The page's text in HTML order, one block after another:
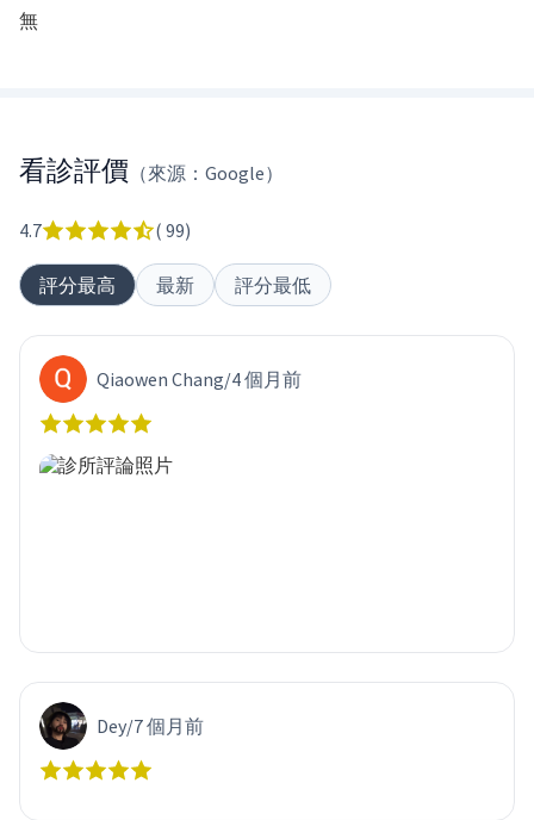
無
看診評價 （來源：Google）
4.7 ( 99)
評分最高 最新 評分最低
Qiaowen Chang/4 個月前
Dey/7 個月前